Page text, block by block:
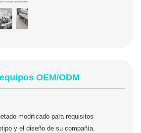
OEM/ODM
modificado para requisitos
y el diseño de su compañía.